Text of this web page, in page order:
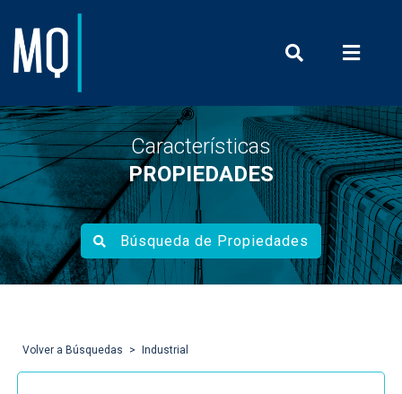
Características
PROPIEDADES
Búsqueda de Propiedades
Volver a Búsquedas Industrial